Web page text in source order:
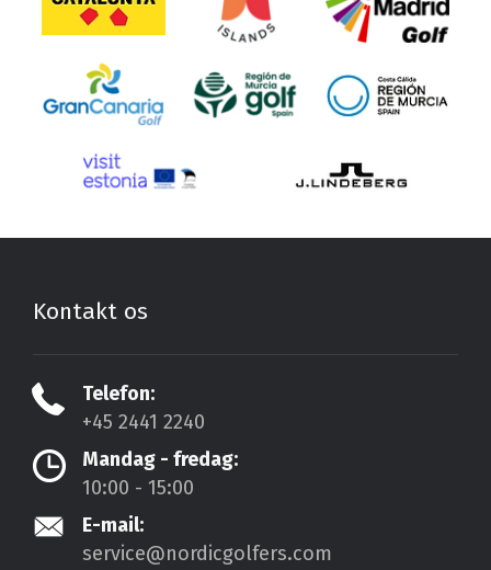
Kontakt os
Telefon:
+45 2441 2240
Mandag - fredag:
10:00 - 15:00
E-mail:
service@nordicgolfers.com